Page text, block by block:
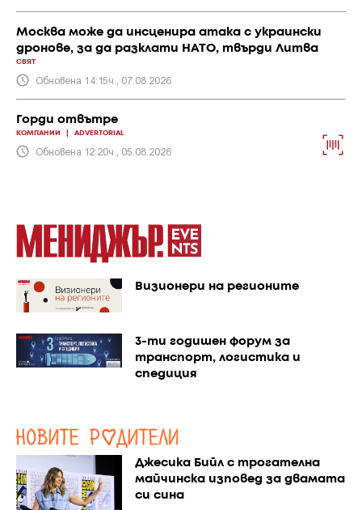
Москва може да инсценира атака с украински
дронове, за да разклати НАТО, твърди Литва
СВЯТ
Обновена 14:15ч., 07.08.2026
Горди отвътре
КОМПАНИИ ADVERTORIAL
Обновена 12:20ч., 05.08.2026
Визионери на регионите
3-ти годишен форум за
транспорт, логистика и
спедиция
Джесика Бийл с трогателна
майчинска изповед за двамата
си сина